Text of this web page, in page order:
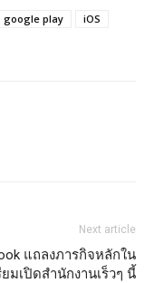
google play
iOS
Next article
แถลงภารกิจหลักใน
มเปิดสำนักงานเร็วๆ นี้